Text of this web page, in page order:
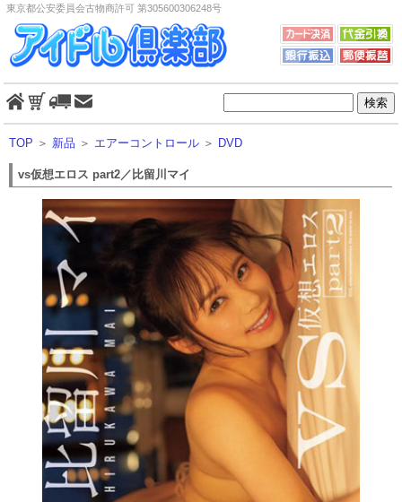
東京都公安委員会古物商許可 第305600306248号
TOP ＞ 新品 ＞ エアーコントロール ＞ DVD
vs仮想エロス part2／比留川マイ